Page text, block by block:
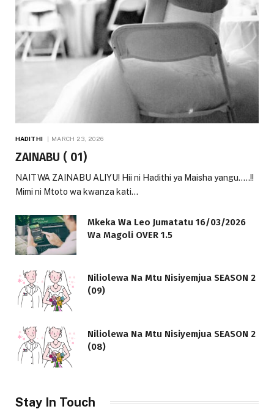
HADITHI MARCH 23, 2026
ZAINABU ( 01)
NAITWA ZAINABU ALIYU! Hii ni Hadithi ya Maisha yangu…..!!
Mimi ni Mtoto wa kwanza kati…
Mkeka Wa Leo Jumatatu 16/03/2026
Wa Magoli OVER 1.5
Niliolewa Na Mtu Nisiyemjua SEASON 2
(09)
Niliolewa Na Mtu Nisiyemjua SEASON 2
(08)
Stay In Touch